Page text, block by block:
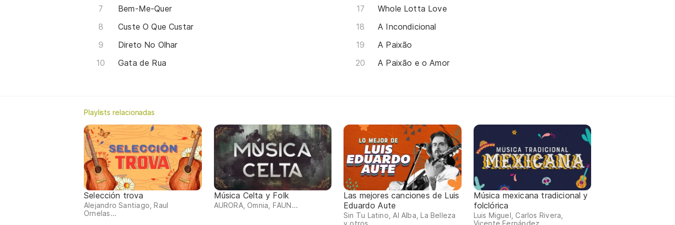
Bem-Me-Quer
Custe O Que Custar
Direto No Olhar
Gata de Rua
Whole Lotta Love
A Incondicional
A Paixão
A Paixão e o Amor
Playlists relacionadas
Selección trova
Alejandro Santiago, Raul
Ornelas...
Música Celta y Folk
AURORA, Omnia, FAUN...
Las mejores canciones de Luis
Eduardo Aute
Sin Tu Latino, Al Alba, La Belleza
y otros
Música mexicana tradicional y
folclórica
Luis Miguel, Carlos Rivera,
Vicente Fernández…